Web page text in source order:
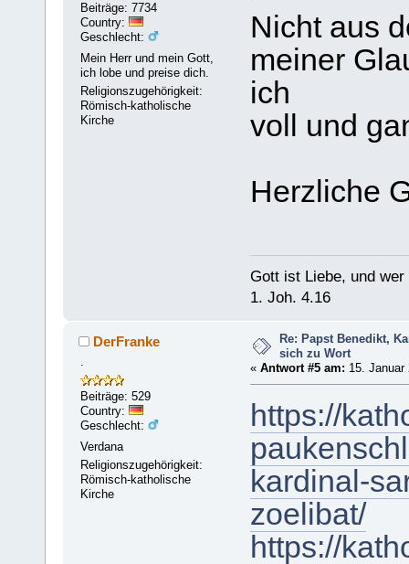
Beiträge: 7734
Country:
Geschlecht:
Mein Herr und mein Gott,
ich lobe und preise dich.
Religionszugehörigkeit:
Römisch-katholische
Kirche
Nicht aus
meiner
ich
voll und
Herzliche
Gott ist Liebe, und
1. Joh. 4.16
DerFranke
Beiträge: 529
Country:
Geschlecht:
Verdana
Religionszugehörigkeit:
Römisch-katholische
Kirche
Re: Papst Benedikt,
sich zu Wort
« Antwort #5 am: 15. Januar
https://
kardinal-
zoelibat/
https://